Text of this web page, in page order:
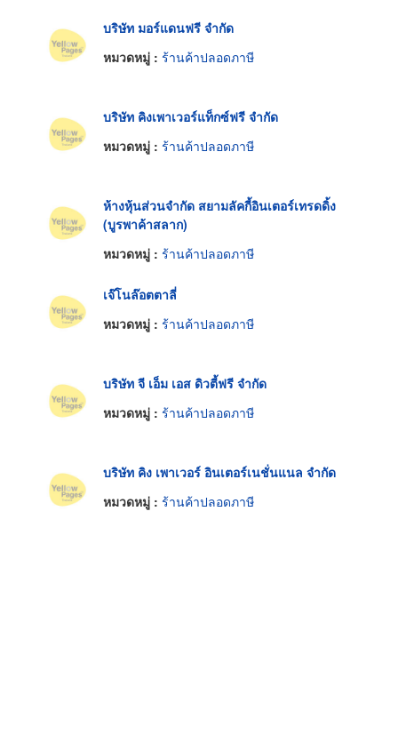
บริษัท มอร์แดนฟรี จำกัด
หมวดหมู่ : ร้านค้าปลอดภาษี
บริษัท คิงเพาเวอร์แท็กซ์ฟรี จำกัด
หมวดหมู่ : ร้านค้าปลอดภาษี
ห้างหุ้นส่วนจำกัด สยามลัคกี้อินเตอร์เทรดดิ้ง
(บูรพาค้าสลาก)
หมวดหมู่ : ร้านค้าปลอดภาษี
เจ๊โนล๊อตตาลี่
หมวดหมู่ : ร้านค้าปลอดภาษี
บริษัท จี เอ็ม เอส ดิวตี้ฟรี จำกัด
หมวดหมู่ : ร้านค้าปลอดภาษี
บริษัท คิง เพาเวอร์ อินเตอร์เนชั่นแนล จำกัด
หมวดหมู่ : ร้านค้าปลอดภาษี